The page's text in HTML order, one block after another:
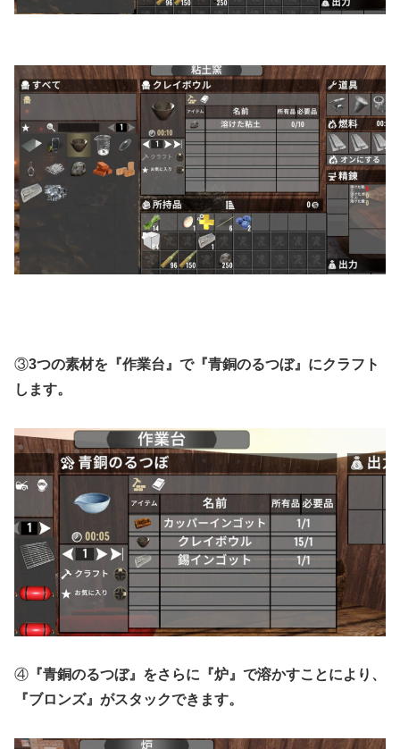
③3つの素材を『作業台』で『青銅のるつぼ』にクラフト
します。
④ 『青銅のるつぼ』をさらに『炉』で溶かすことにより、
『ブロンズ』がスタックできます。